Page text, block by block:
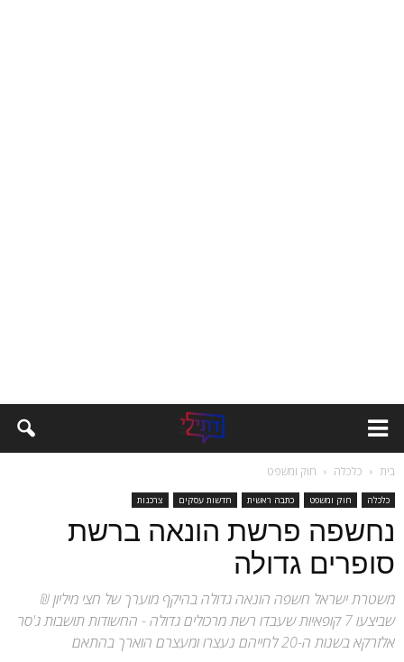
בית כלכלה חוק ומשפט
כלכלה חוק ומשפט כתבה ראשית חדשות עסקים צרכנות
נחשפה פרשת הונאה ברשת
סופרים גדולה
משטרת ישראל חשפה הונאה גדולה בהיקף מוערך של חצי מיליון ₪
שביצעו 7 קופאיות שעבדו רשת מרכולים גדולה - החשודות תושבות ג'סר
אלזרקא בשנות ה-20 לחייהם נעצרו ומעצרם הוארך בהתאם